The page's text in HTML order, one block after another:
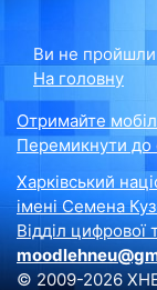
Ви не пройшли
На головну
Отримайте
Перемикнути до
Харківський
імені Семена
Відділ цифрової
© 2009-2026